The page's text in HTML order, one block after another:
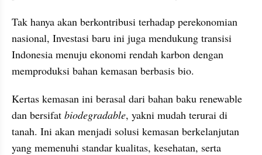
Tak hanya akan berkontribusi terhadap perekonomian
nasional, Investasi baru ini juga mendukung transisi
Indonesia menuju ekonomi rendah karbon dengan
memproduksi bahan kemasan berbasis bio.
Kertas kemasan ini berasal dari bahan baku renewable
dan bersifat biodegradable, yakni mudah terurai di
tanah. Ini akan menjadi solusi kemasan berkelanjutan
yang memenuhi standar kualitas, kesehatan, serta